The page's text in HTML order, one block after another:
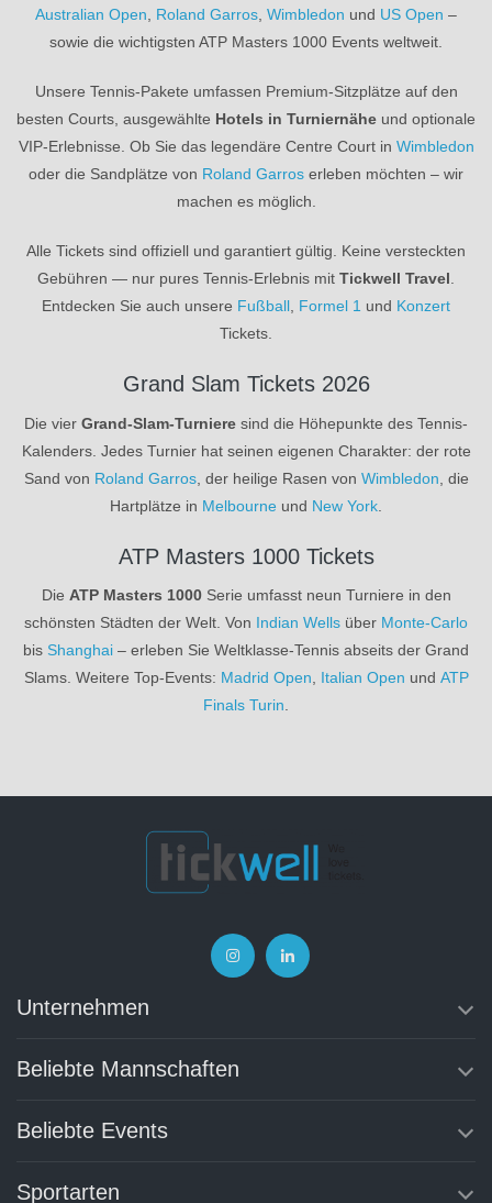
Australian Open
Roland Garros Wimbledon und US Open –
sowie die wichtigsten ATP Masters 1000 Events weltweit.
Unsere Tennis-Pakete umfassen Premium-Sitzplätze auf den
besten Courts, ausgewählte Hotels in Turniernähe und optionale
VIP-Erlebnisse. Ob Sie das legendäre Centre Court in Wimbledon
oder die Sandplätze von Roland Garros erleben möchten – wir
machen es möglich.
Alle Tickets sind offiziell und garantiert gültig. Keine versteckten
Gebühren — nur pures Tennis-Erlebnis mit Tickwell Travel
Entdecken Sie auch unsere Fußball Formel 1 und Konzert
Tickets.
Grand Slam Tickets 2026
Die vier Grand-Slam-Turniere sind die Höhepunkte des Tennis-
Kalenders. Jedes Turnier hat seinen eigenen Charakter: der rote
Sand von Roland Garros, der heilige Rasen von Wimbledon , die
Hartplätze in Melbourne und New York
ATP Masters 1000 Tickets
Die ATP Masters 1000Serie umfasst neun Turniere in den
schönsten Städten der Welt. Von Indian Wells über Monte-Carlo
bis Shanghai – erleben Sie Weltklasse-Tennis abseits der Grand
Slams. Weitere Top-Events: Madrid Open Italian Open und ATP
Finals Turin
Unternehmen
Beliebte Mannschaften
Beliebte Events
Sportarten